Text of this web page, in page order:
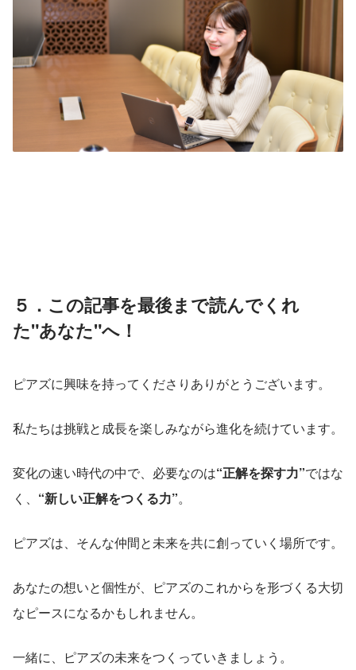
５．この記事を最後まで読んでくれ
た"あなた"へ！
ピアズに興味を持ってくださりありがとうございます。
私たちは挑戦と成長を楽しみながら進化を続けています。
変化の速い時代の中で、必要なのは“正解を探す力”ではな
く、 “新しい正解をつくる力”。
ピアズは、そんな仲間と未来を共に創っていく場所です。
あなたの想いと個性が、ピアズのこれからを形づくる大切
なピースになるかもしれません。
一緒に、ピアズの未来をつくっていきましょう。